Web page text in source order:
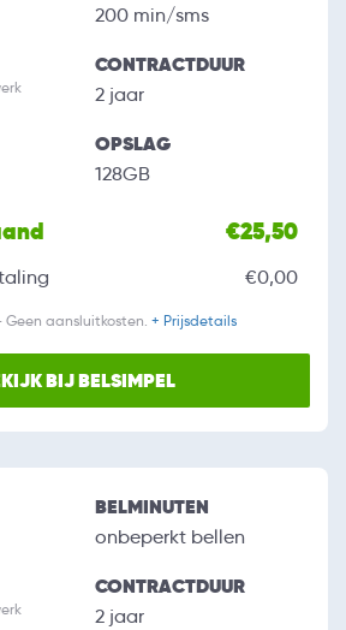
200 min/sms
CONTRACTDUUR
2 jaar
OPSLAG
128GB
€25,50
€0,00
Geen aansluitkosten. + Prijsdetails
BIJ BELSIMPEL
BELMINUTEN
onbeperkt bellen
CONTRACTDUUR
2 jaar